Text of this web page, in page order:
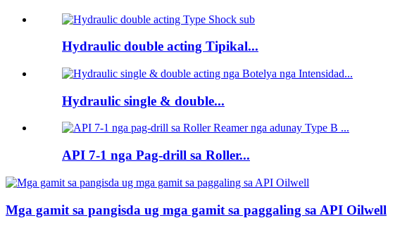
Hydraulic double acting Tipikal...
Hydraulic single & double...
API 7-1 nga Pag-drill sa Roller...
Mga gamit sa pangisda ug mga gamit sa paggaling sa API Oilwell